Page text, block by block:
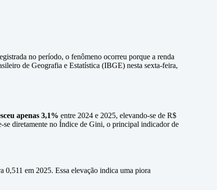
no período, o fenômeno ocorreu porque a renda
de Geografia e Estatística (IBGE) nesta sexta-feira,
apenas 3,1% entre 2024 e 2025, elevando-se de R$
se diretamente no Índice de Gini, o principal indicador de
em 2025. Essa elevação indica uma piora